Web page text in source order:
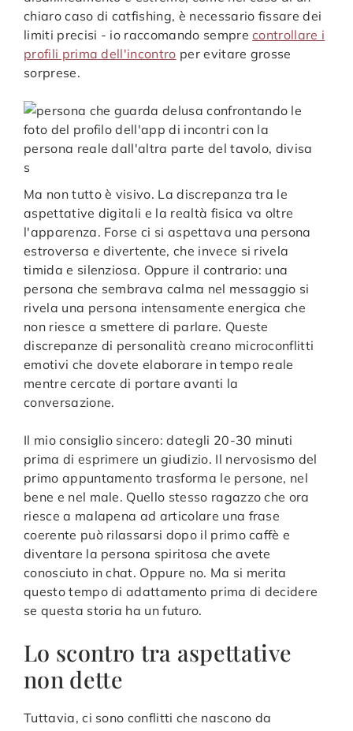
chiaro caso di catfishing, è necessario fissare dei
limiti precisi - io raccomando semprecontrollare i
profili prima dell'incontro per evitare grosse
sorprese.
Ma non tutto è visivo. La discrepanza tra le
aspettative digitali e la realtà fisica va oltre
l'apparenza. Forse ci si aspettava una persona
estroversa e divertente, che invece si rivela
timida e silenziosa. Oppure il contrario: una
persona che sembrava calma nel messaggio si
rivela una persona intensamente energica che
non riesce a smettere di parlare. Queste
discrepanze di personalità creano microconflitti
emotivi che dovete elaborare in tempo reale
mentre cercate di portare avanti la
conversazione.
Il mio consiglio sincero: dategli 20-30 minuti
prima di esprimere un giudizio. Il nervosismo del
primo appuntamento trasforma le persone, nel
bene e nel male. Quello stesso ragazzo che ora
riesce a malapena ad articolare una frase
coerente può rilassarsi dopo il primo caffè e
diventare la persona spiritosa che avete
conosciuto in chat. Oppure no. Ma si merita
questo tempo di adattamento prima di decidere
se questa storia ha un futuro.
Lo scontro tra aspettative
non dette
Tuttavia, ci sono conflitti che nascono da